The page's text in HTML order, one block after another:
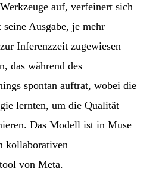
auf, verfeinert sich
seine Ausgabe, je mehr
Inferenzzeit zugewiesen
das während des
spontan auftrat, wobei die
lernten, um die Qualität
Das Modell ist in Muse
kollaborativen
von Meta.